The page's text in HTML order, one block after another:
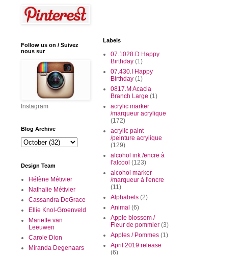
Follow us on / Suivez
nous sur
Instagram
Blog Archive
Design Team
Hélène Métivier
Nathalie Métivier
Cassandra DeGrace
Ellie Knol-Groenveld
Mariette van
Leeuwen
Carole Dion
Miranda Degenaars
Labels
07.1028.D Happy
Birthday (1)
07.430.I Happy
Birthday (1)
0817.M Acacia
Branch Large (1)
acrylic marker
/marqueur acrylique
(172)
acrylic paint
/peinture acrylique
(129)
alcohol ink /encre à
l'alcool (123)
alcohol marker
/marqueur à l'encre
(11)
Alphabets (2)
Animal (6)
Apple blossom /
Fleur de pommier (3)
Apples / Pommes (1)
April 2019 release
(6)